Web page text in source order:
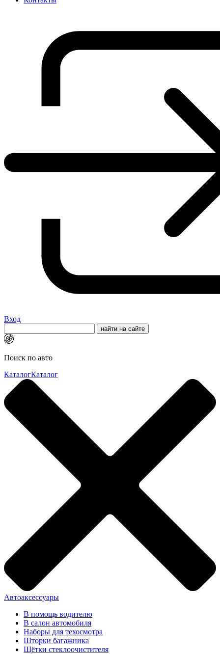
Вход
Поиск по авто
КаталогКаталог
Автоаксессуары
В помощь водителю
В салон автомобиля
Наборы для техосмотра
Шторки багажника
Щётки стеклоочистителя